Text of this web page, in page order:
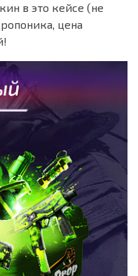
в это кейсе (не
цена